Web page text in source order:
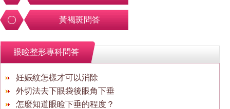
黃褐斑問答
眼睑整形專科問答
妊娠紋怎樣才可以消除
外切法去下眼袋後眼角下垂
怎麼知道眼睑下垂的程度？